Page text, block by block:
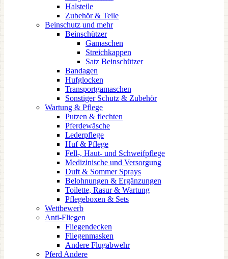
Halsteile
Zubehör & Teile
Beinschutz und mehr
Beinschützer
Gamaschen
Streichkappen
Satz Beinschützer
Bandagen
Hufglocken
Transportgamaschen
Sonstiger Schutz & Zubehör
Wartung & Pflege
Putzen & flechten
Pferdewäsche
Lederpflege
Huf & Pflege
Fell-, Haut- und Schweifpflege
Medizinische und Versorgung
Duft & Sommer Sprays
Belohnungen & Ergänzungen
Toilette, Rasur & Wartung
Pflegeboxen & Sets
Wettbewerb
Anti-Fliegen
Fliegendecken
Fliegenmasken
Andere Flugabwehr
Pferd Andere